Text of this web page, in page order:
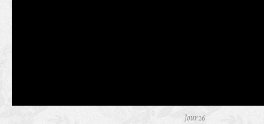
Jour 16